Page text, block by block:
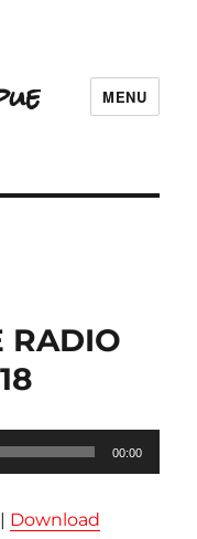
MENU
RADIO
00:00
| Download